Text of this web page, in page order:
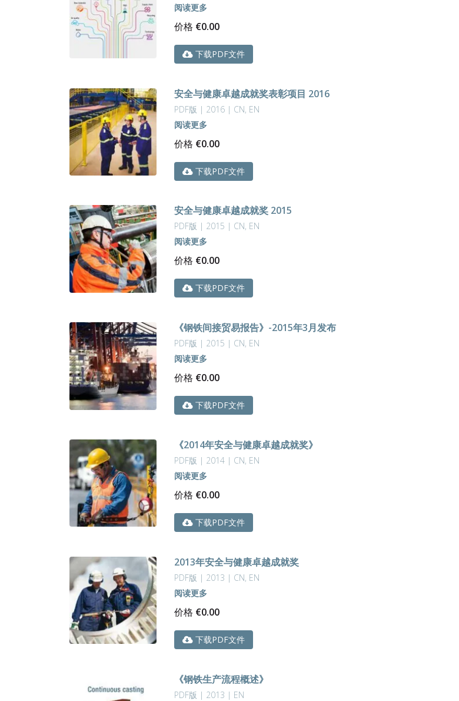
阅读更多
价格 €0.00
下载PDF文件
安全与健康卓越成就奖表彰项目 2016
PDF版 | 2016 | CN, EN
阅读更多
价格 €0.00
下载PDF文件
安全与健康卓越成就奖 2015
PDF版 | 2015 | CN, EN
阅读更多
价格 €0.00
下载PDF文件
《钢铁间接贸易报告》-2015年3月发布
PDF版 | 2015 | CN, EN
阅读更多
价格 €0.00
下载PDF文件
《2014年安全与健康卓越成就奖》
PDF版 | 2014 | CN, EN
阅读更多
价格 €0.00
下载PDF文件
2013年安全与健康卓越成就奖
PDF版 | 2013 | CN, EN
阅读更多
价格 €0.00
下载PDF文件
《钢铁生产流程概述》
PDF版 | 2013 | EN